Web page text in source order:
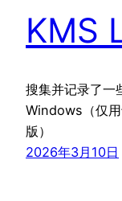
KMS
搜集并记录了一
Windows（仅
版）
2026年3月10日